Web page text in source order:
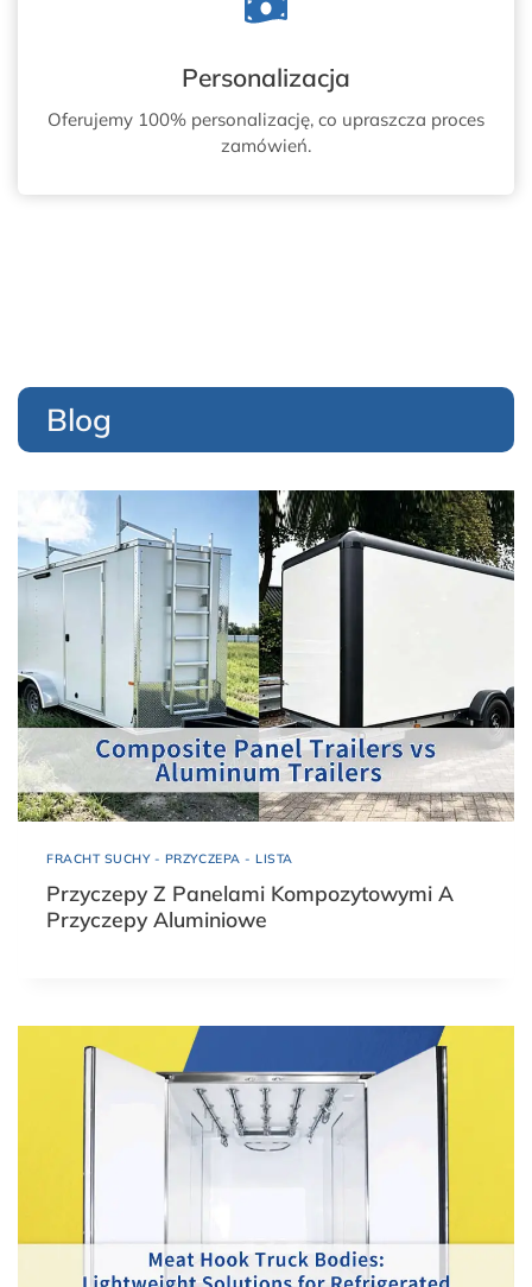
Personalizacja
Oferujemy 100% personalizację, co upraszcza proces
zamówień.
Blog
FRACHT SUCHY - PRZYCZEPA - LISTA
Przyczepy Z Panelami Kompozytowymi A
Przyczepy Aluminiowe